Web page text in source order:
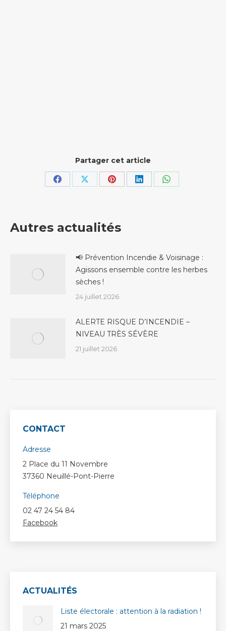
Partager cet article
PartagerPartagerPartagerPartagerPartager
Autres actualités
📢 Prévention Incendie & Voisinage :
Agissons ensemble contre les herbes
sèches !
24 juillet 2026
ALERTE RISQUE D’INCENDIE –
NIVEAU TRÈS SÉVÈRE
21 juillet 2026
CONTACT
Adresse
2 Place du 11 Novembre
37360 Neuillé-Pont-Pierre
Téléphone
02 47 24 54 84
Facebook
ACTUALITÉS
Liste électorale : attention à la radiation !
21 mars 2025